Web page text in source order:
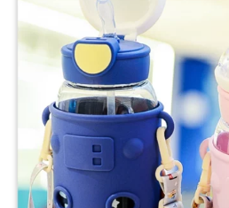
پاک کن و غلط گیر
مداد تراش
اتود و نوک
روان نویس فانتزی
خودکار و خودکار فشاری
ماژیک ها
دفترچه یادداشت
استیکر
استیک نوت
خط کش و گونیا
کیف غذا
کوله پشتی
چسب
کاتر فانتزی
بوک مارک
ماشین حساب